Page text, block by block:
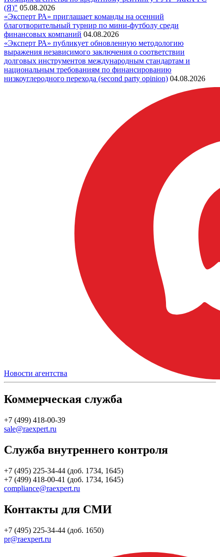
(Я)" 05.08.2026
«Эксперт РА» приглашает команды на осенний
благотворительный турнир по мини-футболу среди
финансовых компаний 04.08.2026
«Эксперт РА» публикует обновленную методологию
выражения независимого заключения о соответствии
долговых инструментов международным стандартам и
национальным требованиям по финансированию
низкоуглеродного перехода (second party opinion) 04.08.2026
Новости агентства
Коммерческая служба
+7 (499) 418-00-39
sale@raexpert.ru
Служба внутреннего контроля
+7 (495) 225-34-44 (доб. 1734, 1645)
+7 (499) 418-00-41 (доб. 1734, 1645)
compliance@raexpert.ru
Контакты для СМИ
+7 (495) 225-34-44 (доб. 1650)
pr@raexpert.ru